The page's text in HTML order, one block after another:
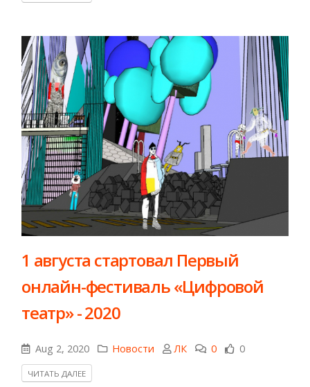
1 августа стартовал Первый
онлайн-фестиваль «Цифровой
театр» - 2020
Aug 2, 2020 Новости ЛК 0 0
ЧИТАТЬ ДАЛЕЕ